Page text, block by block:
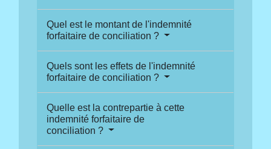
Quel est le montant de l'indemnité
forfaitaire de conciliation ?
Quels sont les effets de l'indemnité
forfaitaire de conciliation ?
Quelle est la contrepartie à cette
indemnité forfaitaire de
conciliation ?